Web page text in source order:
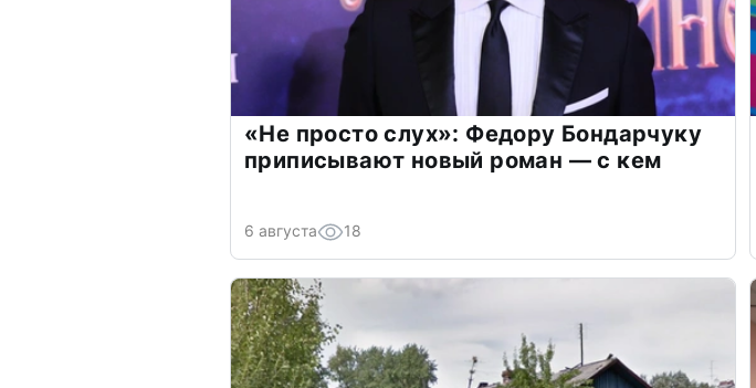
«Не просто слух»: Федору Бондарчуку
приписывают новый роман — с кем
6 августа 18